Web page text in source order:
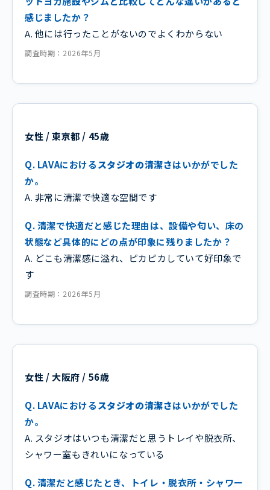
感じましたか？
A. 他には行ったことがないのでよくわからない
調査時期：2026年5月
女性 / 東京都 / 45歳
Q. LAVAにおけるスタジオの清潔さはいかがでした
か。
A. 非常に清潔で快適な空間です
Q. 清潔で快適だと感じた理由は、設備や匂い、床の
状態など具体的にどの点が印象に残りましたか？
A. どこも清潔感に溢れ、ピカピカしていて好印象で
す
調査時期：2026年5月
女性 / 大阪府 / 56歳
Q. LAVAにおけるスタジオの清潔さはいかがでした
か。
A. スタジオはいつも清潔だと思うトレイや脱衣所、
シャワー室もきれいになっている
Q. 清潔だと感じたとき、トイレ・脱衣所・シャワー